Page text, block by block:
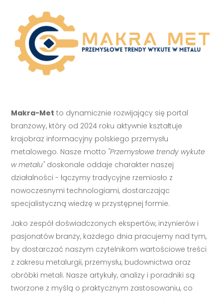
Makra-Met to dynamicznie rozwijający się portal
branżowy, który od 2024 roku aktywnie kształtuje
krajobraz informacyjny polskiego przemysłu
metalowego. Nasze motto "Przemysłowe trendy wykute
w metalu"doskonale oddaje charakter naszej
działalności - łączymy tradycyjne rzemiosło z
nowoczesnymi technologiami, dostarczając
specjalistyczną wiedzę w przystępnej formie.
Jako zespół doświadczonych ekspertów, inżynierów i
pasjonatów branży, każdego dnia pracujemy nad tym,
by dostarczać naszym czytelnikom wartościowe treści
z zakresu metalurgii, przemysłu, budownictwa oraz
obróbki metali. Nasze artykuły, analizy i poradniki są
tworzone z myślą o praktycznym zastosowaniu, co